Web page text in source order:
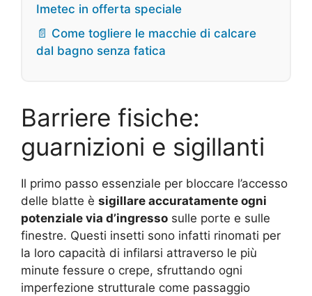
Imetec in offerta speciale
📄 Come togliere le macchie di calcare
dal bagno senza fatica
Barriere fisiche:
guarnizioni e sigillanti
Il primo passo essenziale per bloccare l’accesso
delle blatte è sigillare accuratamente ogni
potenziale via d’ingresso sulle porte e sulle
finestre. Questi insetti sono infatti rinomati per
la loro capacità di infilarsi attraverso le più
minute fessure o crepe, sfruttando ogni
imperfezione strutturale come passaggio